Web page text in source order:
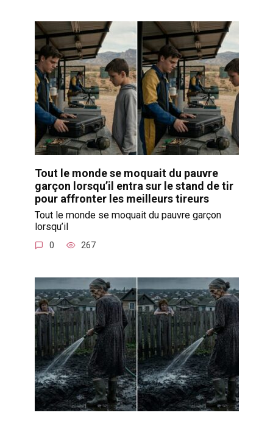
Tout le monde se moquait du pauvre
garçon lorsqu’il entra sur le stand de tir
pour affronter les meilleurs tireurs
Tout le monde se moquait du pauvre garçon
lorsqu’il
0 267